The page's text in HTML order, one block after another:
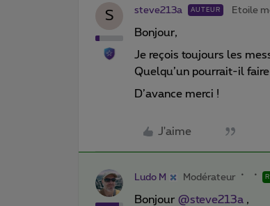
S steve213a AUTEUR Etoile
Bonjour,
Je reçois toujours les
Quelqu’un pourrait-il
D’avance merci !
J'aime
Ludo M Modérateur
Bonjour @steve213a ,